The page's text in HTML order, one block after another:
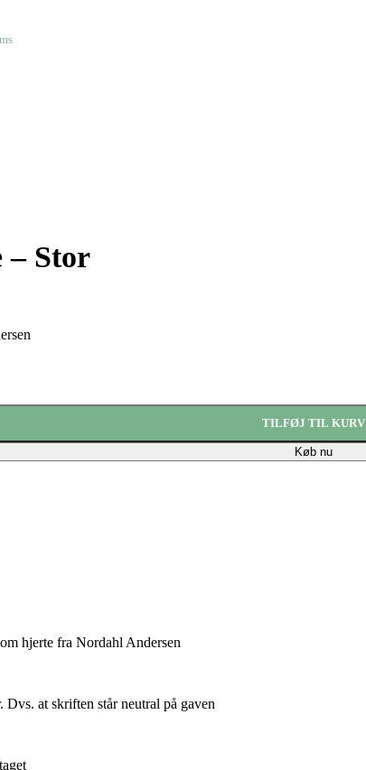
– Stor
TILFØJ TIL KURV
Køb nu
hjerte fra Nordahl Andersen
Dvs. at skriften står neutral på gaven